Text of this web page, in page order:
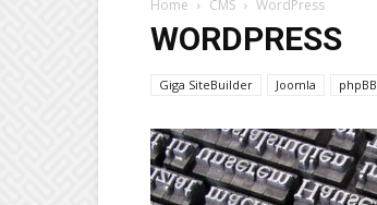
Home CMS WordPress
WORDPRESS
Giga SiteBuilder Joomla phpBB